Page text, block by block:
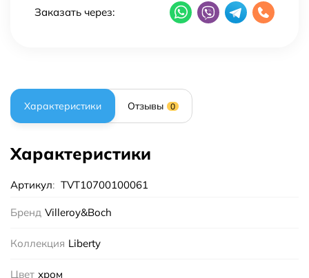
Заказать через:
Характеристики Отзывы 0
Характеристики
Артикул: TVT10700100061
Бренд Villeroy&Boch
Коллекция Liberty
Цвет хром